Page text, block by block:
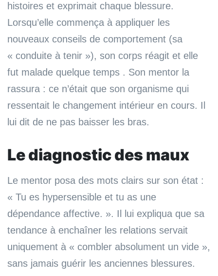
histoires et exprimait chaque blessure.
Lorsqu’elle commença à appliquer les
nouveaux conseils de comportement (sa
« conduite à tenir »), son corps réagit et elle
fut malade quelque temps . Son mentor la
rassura : ce n’était que son organisme qui
ressentait le changement intérieur en cours. Il
lui dit de ne pas baisser les bras.
Le diagnostic des maux
Le mentor posa des mots clairs sur son état :
« Tu es hypersensible et tu as une
dépendance affective. ». Il lui expliqua que sa
tendance à enchaîner les relations servait
uniquement à « combler absolument un vide »,
sans jamais guérir les anciennes blessures.